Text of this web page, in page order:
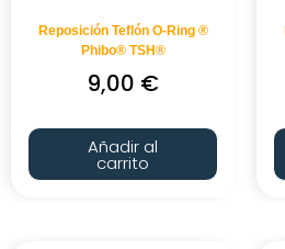
Reposición Teflón O-Ring ®
Phibo® TSH®
9,00 €
Añadir al
carrito